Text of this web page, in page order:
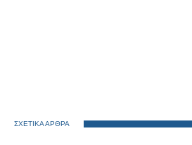
ΣΧΕΤΙΚΑ ΑΡΘΡΑ